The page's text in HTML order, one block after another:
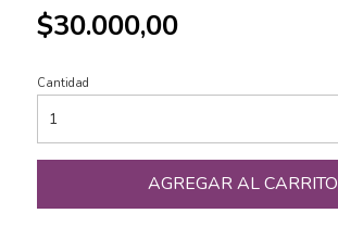
$30.000,00
Cantidad
AGREGAR AL CARRITO